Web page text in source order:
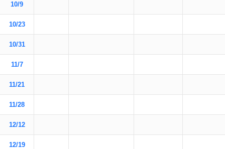
10/9
10/23
10/31
11/7
11/21
11/28
12/12
12/19